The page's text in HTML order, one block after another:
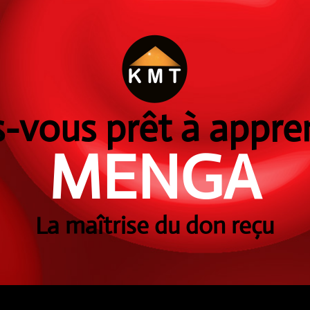
vous prêt à
MENGA
La maîtrise du don reçu